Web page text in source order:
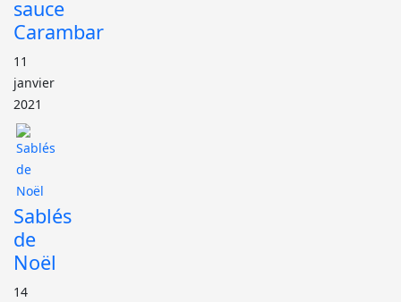
sauce
Carambar
11
janvier
2021
Sablés
de
Noël
14